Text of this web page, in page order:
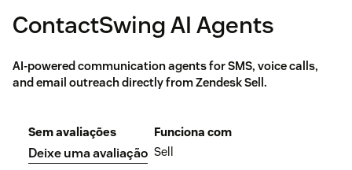
ContactSwing AI Agents
AI-powered communication agents for SMS, voice calls,
and email outreach directly from Zendesk Sell.
Sem avaliações
Deixe uma avaliação
Funciona com
Sell